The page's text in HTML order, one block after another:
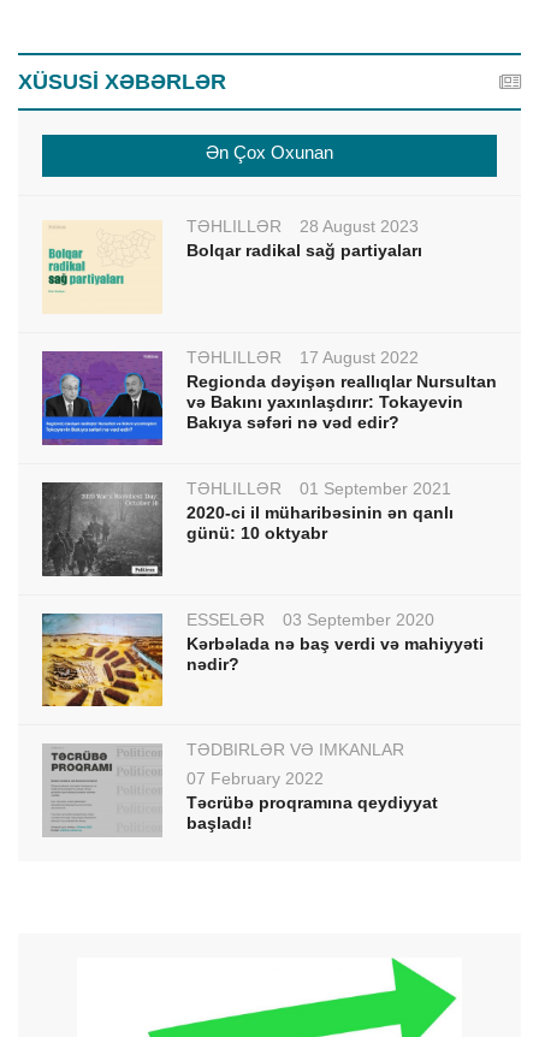
XÜSUSİ XƏBƏRLƏR
Ən Çox Oxunan
TƏHLİLLƏR
28 August 2023
Bolqar radikal sağ partiyaları
TƏHLİLLƏR
17 August 2022
Regionda dəyişən reallıqlar Nursultan
və Bakını yaxınlaşdırır: Tokayevin
Bakıya səfəri nə vəd edir?
TƏHLİLLƏR
01 September 2021
2020-ci il müharibəsinin ən qanlı
günü: 10 oktyabr
ESSELƏR
03 September 2020
Kərbəlada nə baş verdi və mahiyyəti
nədir?
TƏDBİRLƏR VƏ İMKANLAR
07 February 2022
Təcrübə proqramına qeydiyyat
başladı!